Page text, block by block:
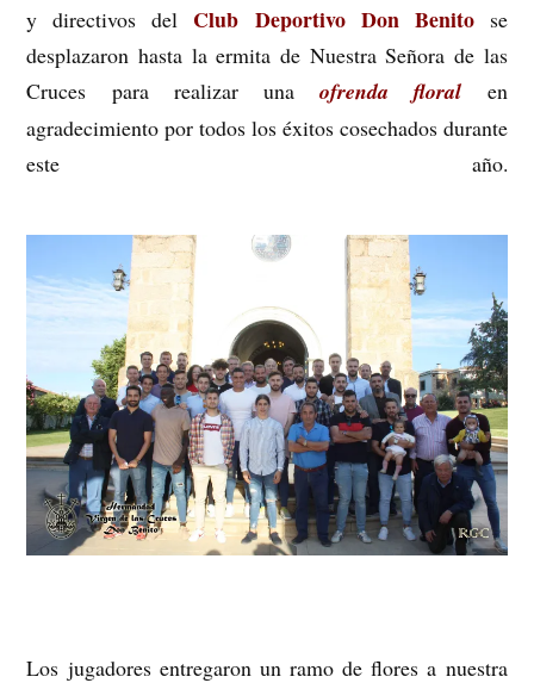
y directivos del Club Deportivo Don Benitose
desplazaron hasta la ermita de Nuestra Señora de las
Cruces para realizar unaofrenda floral en
agradecimiento por todos los éxitos cosechados durante
este año.
Los jugadores entregaron un ramo de flores a nuestra